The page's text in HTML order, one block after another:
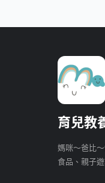
育兒教
媽咪～爸比
食品、親子